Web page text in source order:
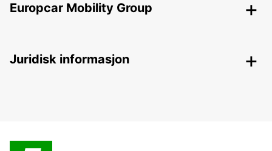
Europcar Mobility Group
Juridisk informasjon